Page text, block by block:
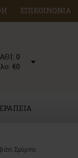
ΕΠΙΚΟΙΝΩΝΙΑ
0
€0
Σμύρνα